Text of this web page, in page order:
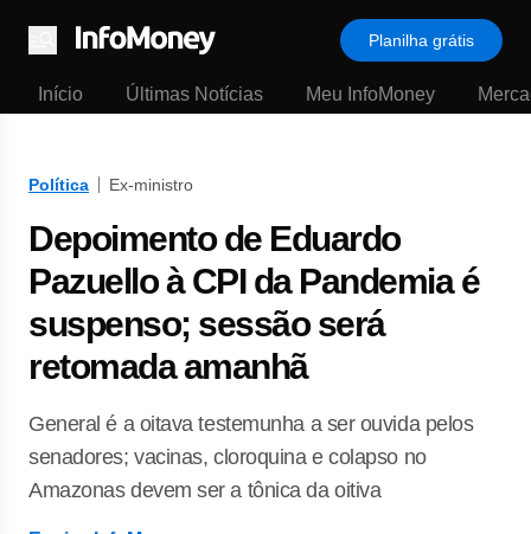
Menu
Planilha grátis
Início Últimas Notícias Meu InfoMoney
Política Ex-ministro
Depoimento de Eduardo
Pazuello à CPI da Pandemia é
suspenso; sessão será
retomada amanhã
General é a oitava testemunha a ser ouvida pelos
senadores; vacinas, cloroquina e colapso no
Amazonas devem ser a tônica da oitiva